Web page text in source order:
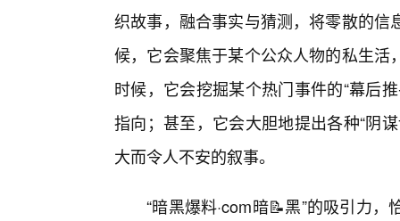
织故事，融合事实与猜测，将零散的
候，它会聚焦于某个公众人物的私生
时候，它会挖掘某个热门事件的“幕后
指向；甚至，它会大胆地提出各种“阴
大而令人不安的叙事。
“暗黑爆料·com暗📝黑”的吸引力